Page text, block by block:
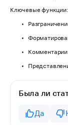
Ключевые функции:
Комментарии
Была ли
Да